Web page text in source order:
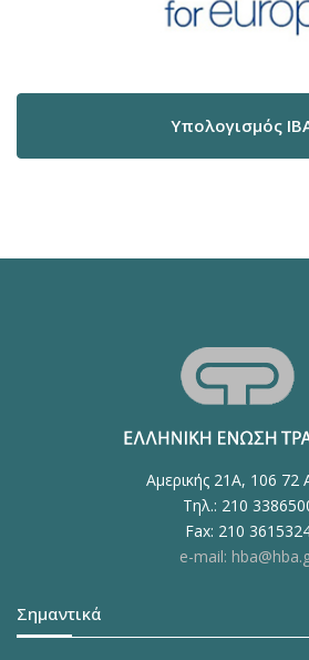
Υπολογισμός
Αμερικής 21Α, 106 72
Τηλ.: 210
Fax: 210
e-mail:
Σημαντικά